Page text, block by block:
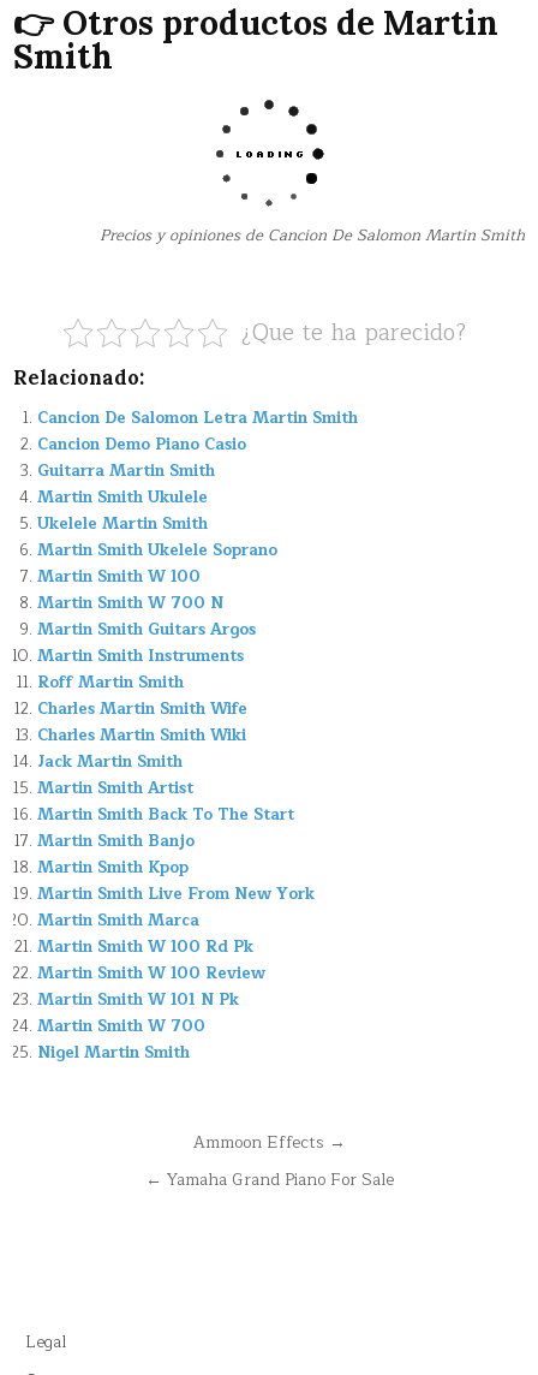
👉 Otros productos de Martin
Smith
Precios y opiniones de Cancion De Salomon Martin Smith
¿Que te ha parecido?
Relacionado:
Cancion De Salomon Letra Martin Smith
Cancion Demo Piano Casio
Guitarra Martin Smith
Martin Smith Ukulele
Ukelele Martin Smith
Martin Smith Ukelele Soprano
Martin Smith W 100
Martin Smith W 700 N
Martin Smith Guitars Argos
Martin Smith Instruments
Roff Martin Smith
Charles Martin Smith Wife
Charles Martin Smith Wiki
Jack Martin Smith
Martin Smith Artist
Martin Smith Back To The Start
Martin Smith Banjo
Martin Smith Kpop
Martin Smith Live From New York
Martin Smith Marca
Martin Smith W 100 Rd Pk
Martin Smith W 100 Review
Martin Smith W 101 N Pk
Martin Smith W 700
Nigel Martin Smith
NavegaciónAmmoon Effects →
← Yamaha Grand Piano For Sale
Legal